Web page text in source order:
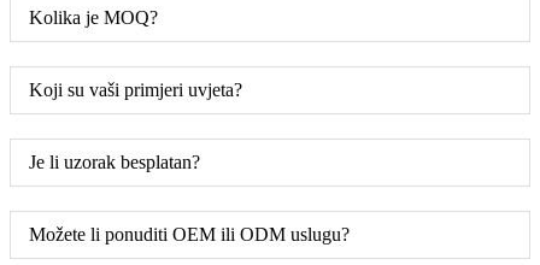
Kolika je MOQ?
Koji su vaši primjeri uvjeta?
Je li uzorak besplatan?
Možete li ponuditi OEM ili ODM uslugu?